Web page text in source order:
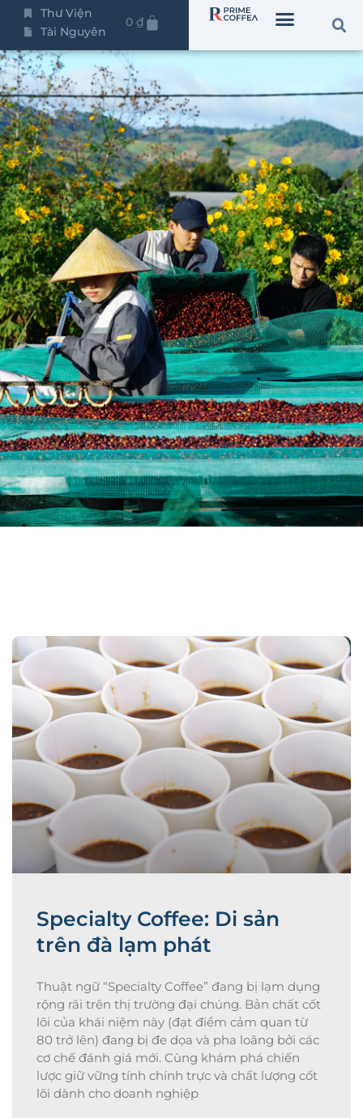
Thư Viện
Tài Nguyên
0 ₫
Một loại cà phê đáp ứng mọi tiêu chuẩn chất lượng
và làm tăng giá trị cuộc sống cũng như sinh kế của
tất cả những người tham gia vào chuỗi cung ứng
thực sự là một Specialty Coffee
Specialty Coffee: Di sản
trên đà lạm phát
Thuật ngữ “Specialty Coffee” đang bị lạm dụng
rộng rãi trên thị trường đại chúng. Bản chất cốt
lõi của khái niệm này (đạt điểm cảm quan từ
80 trở lên) đang bị đe dọa và pha loãng bởi các
cơ chế đánh giá mới. Cùng khám phá chiến
lược giữ vững tính chính trực và chất lượng cốt
lõi dành cho doanh nghiệp